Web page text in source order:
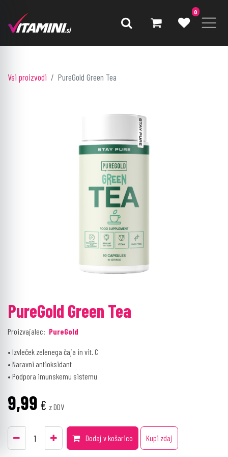
0
Vsi proizvodi PureGold Green Tea
PureGold Green Tea
Proizvajalec: PureGold
• Izvleček zelenega čaja in vit. C
• Naravni antioksidant
• Podpora imunskemu sistemu
9,99 € z DDV
Dodaj v košarico Kupi zdaj